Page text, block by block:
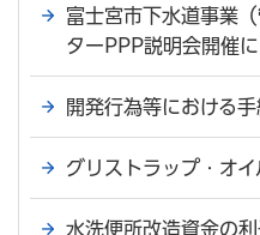
富士宮市下水道事業
ターPPP説明会開催
開発行為等における
グリストラップ・オ
水洗便所改造資金の